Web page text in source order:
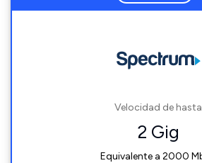
Velocidad de hasta
2 Gig
Equivalente a 2000